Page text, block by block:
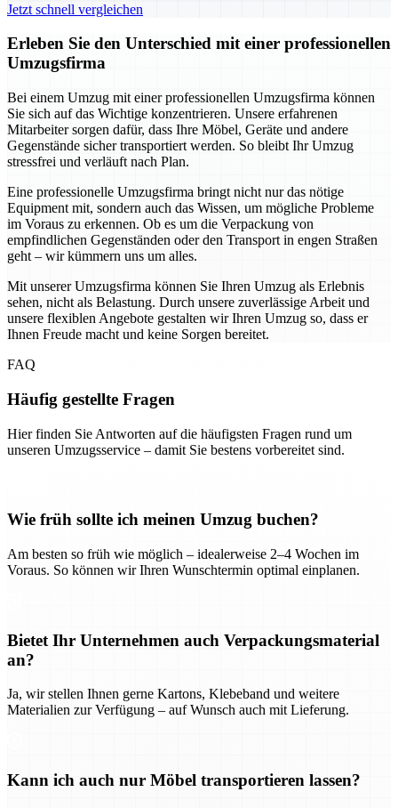
Jetzt schnell vergleichen
Erleben Sie den Unterschied mit einer professionellen
Umzugsfirma
Bei einem Umzug mit einer professionellen Umzugsfirma können
Sie sich auf das Wichtige konzentrieren. Unsere erfahrenen
Mitarbeiter sorgen dafür, dass Ihre Möbel, Geräte und andere
Gegenstände sicher transportiert werden. So bleibt Ihr Umzug
stressfrei und verläuft nach Plan.
Eine professionelle Umzugsfirma bringt nicht nur das nötige
Equipment mit, sondern auch das Wissen, um mögliche Probleme
im Voraus zu erkennen. Ob es um die Verpackung von
empfindlichen Gegenständen oder den Transport in engen Straßen
geht – wir kümmern uns um alles.
Mit unserer Umzugsfirma können Sie Ihren Umzug als Erlebnis
sehen, nicht als Belastung. Durch unsere zuverlässige Arbeit und
unsere flexiblen Angebote gestalten wir Ihren Umzug so, dass er
Ihnen Freude macht und keine Sorgen bereitet.
FAQ
Häufig gestellte Fragen
Hier finden Sie Antworten auf die häufigsten Fragen rund um
unseren Umzugsservice – damit Sie bestens vorbereitet sind.
Wie früh sollte ich meinen Umzug buchen?
Am besten so früh wie möglich – idealerweise 2–4 Wochen im
Voraus. So können wir Ihren Wunschtermin optimal einplanen.
Bietet Ihr Unternehmen auch Verpackungsmaterial
an?
Ja, wir stellen Ihnen gerne Kartons, Klebeband und weitere
Materialien zur Verfügung – auf Wunsch auch mit Lieferung.
Kann ich auch nur Möbel transportieren lassen?